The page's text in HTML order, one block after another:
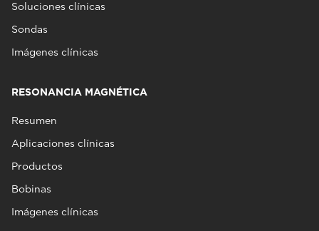
Soluciones clínicas
Sondas
Imágenes clínicas
RESONANCIA MAGNÉTICA
Resumen
Aplicaciones clínicas
Productos
Bobinas
Imágenes clínicas